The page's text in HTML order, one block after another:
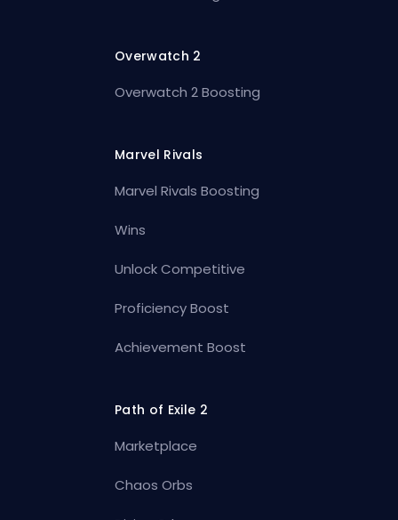
Overwatch 2
Overwatch 2 Boosting
Marvel Rivals
Marvel Rivals Boosting
Wins
Unlock Competitive
Proficiency Boost
Achievement Boost
Path of Exile 2
Marketplace
Chaos Orbs